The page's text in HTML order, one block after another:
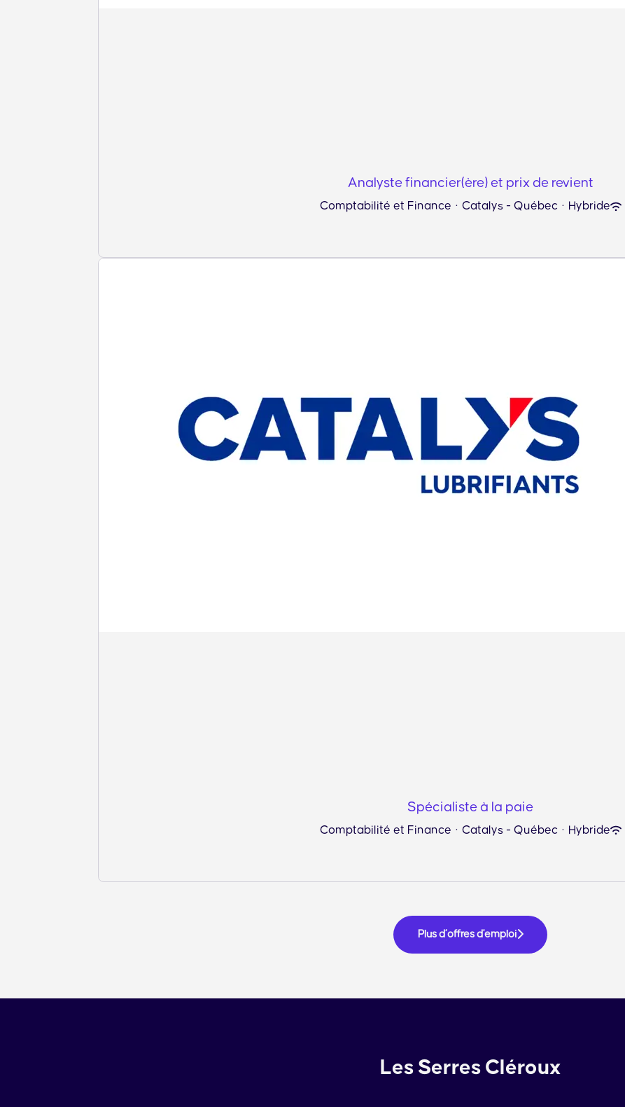
Analyste financier(ère) et prix de revient
Comptabilité et Finance · Catalys - Québec · Hybride
Spécialiste à la paie
Comptabilité et Finance · Catalys - Québec · Hybride
Plus d’offres d'emploi
Les Serres Cléroux